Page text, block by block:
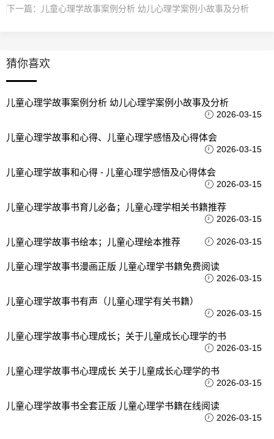
下一篇：
儿童心理学故事案例分析 幼儿心理学案例小故事及分析
猜你喜欢
儿童心理学故事案例分析 幼儿心理学案例小故事及分析
2026-03-15
儿童心理学故事和心得、儿童心理学感悟及心得体会
2026-03-15
儿童心理学故事和心得 - 儿童心理学感悟及心得体会
2026-03-15
儿童心理学故事书育儿必备；儿童心理学相关书籍推荐
2026-03-15
儿童心理学故事书绘本；儿童心理绘本推荐 2026-03-15
儿童心理学故事书漫画正版 儿童心理学书籍免费阅读
2026-03-15
儿童心理学故事书有声（儿童心理学有关书籍）
2026-03-15
儿童心理学故事书心理成长；关于儿童成长心理学的书
2026-03-15
儿童心理学故事书心理成长 关于儿童成长心理学的书
2026-03-15
儿童心理学故事书全套正版 儿童心理学书籍在线阅读
2026-03-15